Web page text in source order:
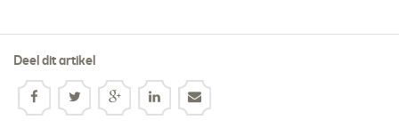
Deel dit artikel